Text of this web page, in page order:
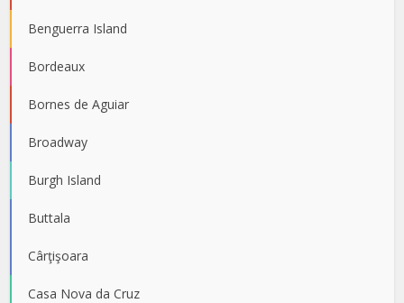
Benguerra Island
Bordeaux
Bornes de Aguiar
Broadway
Burgh Island
Buttala
Cârţişoara
Casa Nova da Cruz